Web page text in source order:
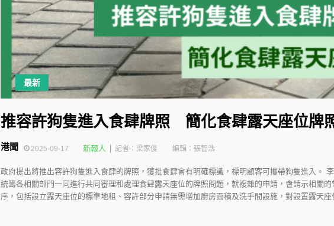
最新
推容許狗隻進入食肆牌照 簡化食肆露天座位牌
2025-09-17
港聞 新報人 記者：梁家俊 編輯：張智浩
政府提出將推出容許狗隻進入食肆的牌照，獲批食肆會有明確標識，標明顧客可攜帶狗隻進入。
統籌各相關部門一同進行共同審理和處理食肆露天座位的牌照問題，就複雜的申請，會請示相關
序，包括設立露天座位的標準地租、容許部分申請無需增加廚房面積及洗手間設施，對設置露天